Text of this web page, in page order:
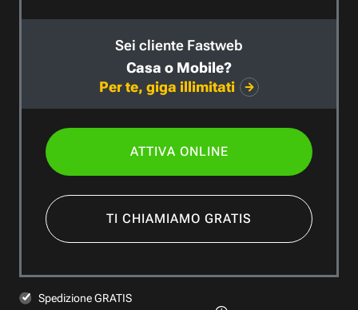
Sei cliente Fastweb
Casa o Mobile?
Per te, giga illimitati
ATTIVA ONLINE
TI CHIAMIAMO GRATIS
Spedizione GRATIS